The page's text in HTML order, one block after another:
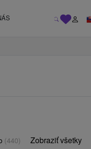
(440) Zobraziť všetky